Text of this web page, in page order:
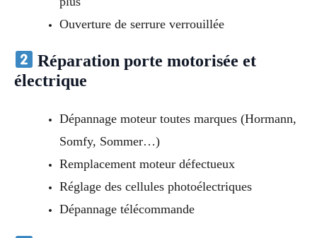
Ouverture de serrure verrouillée
Réparation porte motorisée et
électrique
Dépannage moteur toutes marques (Hormann,
Somfy, Sommer…)
Remplacement moteur défectueux
Réglage des cellules photoélectriques
Dépannage télécommande